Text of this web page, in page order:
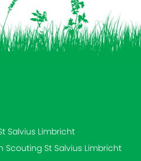
Salvius Limbricht
St Salvius Limbricht